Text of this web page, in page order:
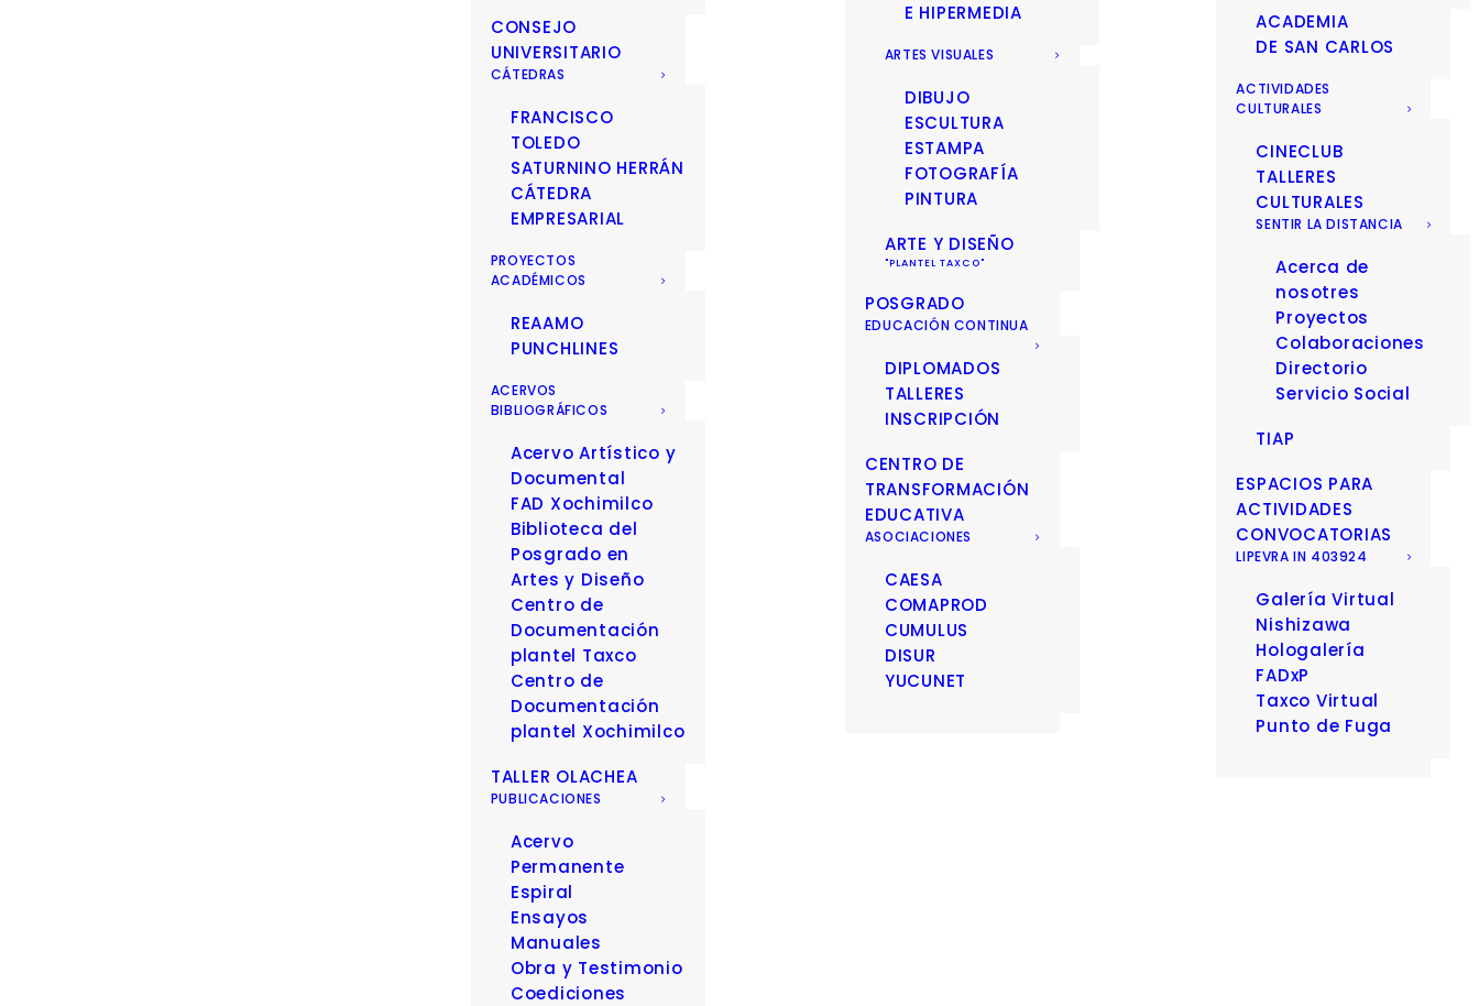
CONSEJO
UNIVERSITARIO
CÁTEDRAS
FRANCISCO
TOLEDO
SATURNINO HERRÁN
CÁTEDRA
EMPRESARIAL
PROYECTOS
ACADÉMICOS
REAAMO
PUNCHLINES
ACERVOS
BIBLIOGRÁFICOS
Acervo Artístico y
Documental
FAD Xochimilco
Biblioteca del
Posgrado en
Artes y Diseño
Centro de
Documentación
plantel Taxco
Centro de
Documentación
plantel Xochimilco
TALLER OLACHEA
PUBLICACIONES
Acervo
Permanente
Espiral
Ensayos
Manuales
Obra y Testimonio
Coediciones
E HIPERMEDIA
ARTES VISUALES
DIBUJO
ESCULTURA
ESTAMPA
FOTOGRAFÍA
PINTURA
ARTE Y DISEÑO
POSGRADO
EDUCACIÓN CONTINUA
DIPLOMADOS
TALLERES
INSCRIPCIÓN
CENTRO DE
TRANSFORMACIÓN
EDUCATIVA
ASOCIACIONES
CAESA
COMAPROD
CUMULUS
DISUR
YUCUNET
ACADEMIA
DE SAN CARLOS
ACTIVIDADES
CULTURALES
CINECLUB
TALLERES
CULTURALES
SENTIR LA DISTANCIA
Acerca de
nosotres
Proyectos
Colaboraciones
Directorio
Servicio Social
TIAP
ESPACIOS PARA
ACTIVIDADES
CONVOCATORIAS
LIPEVRA IN 403924
Galería Virtual
Nishizawa
Hologalería
FADxP
Taxco Virtual
Punto de Fuga